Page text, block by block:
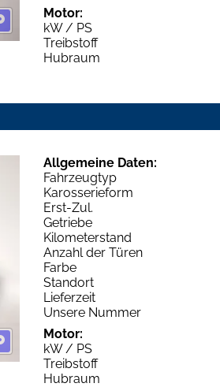
Motor:
kW / PS
Treibstoff
Hubraum
Allgemeine Daten:
Fahrzeugtyp
Karosserieform
Erst-Zul.
Getriebe
Kilometerstand
Anzahl der Türen
Farbe
Standort
Lieferzeit
Unsere Nummer
Motor:
kW / PS
Treibstoff
Hubraum